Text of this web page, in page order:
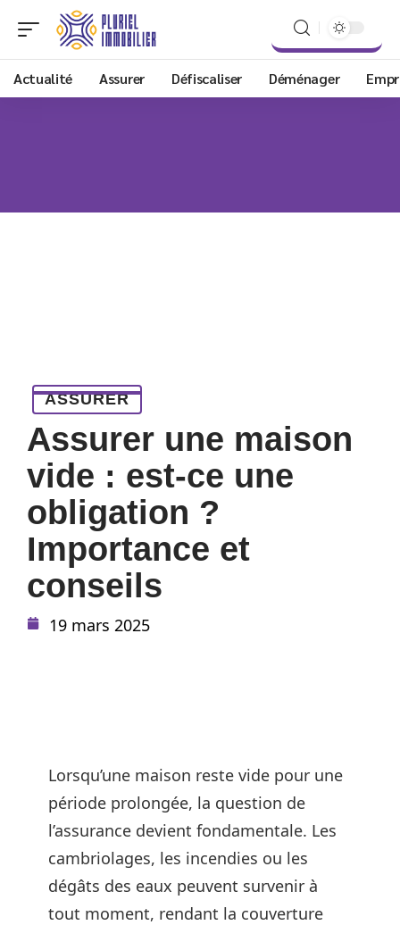
Actualité Assurer Défiscaliser Déménager
ASSURER
Assurer une maison
vide : est-ce une
obligation ?
Importance et
conseils
19 mars 2025
Lorsqu’une maison reste vide pour une
période prolongée, la question de
l’assurance devient fondamentale. Les
cambriolages, les incendies ou les
dégâts des eaux peuvent survenir à
tout moment, rendant la couverture